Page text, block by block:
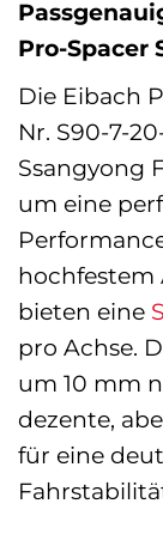
Pro-Spacer
Die Eibach
Nr. S90-7-
Ssangyong
um eine
bieten eine
pro Achse.
um 10 mm
dezente,
für eine